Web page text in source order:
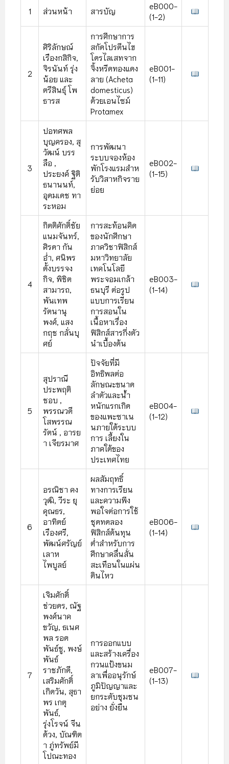
1 ส่วนหน้า สารบัญ
eB000-
(1-2)
2
ศิริลักษณ์
เรืองกสิกิจ,
จิรนันท์ รุ่ง
น้อย และ
ตรีสินธุ์ โพ
ธารส
การศึกษาการ
สกัดโปรตีนไฮ
โดรไลเสทจาก
จิ้งหรีดทองแดง
ลาย (Acheta
domesticus)
ด้วยเอนไซม์
Protamex
eB001-
(1-11)
3
ปอทศพล
บุญครอง, สุ
วัฒน์ บรร
ลือ ,
ประยงค์ ฐิติ
ธนานนท์,
อุดมเดช ทา
ระหอม
การพัฒนา
ระบบจองห้อง
พักโรงแรมสําห
รับวิสาหกิจราย
ย่อย
eB002-
(1-15)
4
กิตติศักดิ์ชัย
แนมจันทร์,
ศิรดา กัน
อ่ํา, ศนิพร
ตั้งบรรจง
กิจ, พิชิต
สามารถ,
พันเทพ
รัตนานุ
พงศ์, แสง
กฤช กลั่นบุ
ศย์
การสะท้อนคิด
ของนักศึกษา
ภาควิชาฟิสิกส์
มหาวิทยาลัย
เทคโนโลยี
พระจอมเกล้า
ธนบุรี ต่อรูป
แบบการเรียน
การสอนใน
เนื้อหาเรื่อง
ฟิสิกส์สารกึ่งตัว
นําเบื้องต้น
eB003-
(1-14)
5
สุปราณี
ประพฤติ
ชอบ ,
พรรณวดี
โสพรรณ
รัตน์ , อารย
า เจียรมาศ
ปัจจัยที่มี
อิทธิพลต่อ
ลักษณะขนาด
ลําตัวและน้ํา
หนักแรกเกิด
ของแพะซาเน
นภายใต้ระบบ
การ เลี้ยงใน
ภาคใต้ของ
ประเทศไทย
eB004-
(1-12)
6
อรณิชา คง
วุฒิ, วีระ ยุ
คุณธร,
อาทิตย์
เรืองศรี,
พัฒน์ศรัญย์
เลาห
ไพบูลย์
ผลสัมฤทธิ์
ทางการเรียน
และความพึง
พอใจต่อการใช้
ชุดทดลอง
ฟิสิกส์ต้นทุน
ต่ําสําหรับการ
ศึกษาคลื่นสั่น
สะเทือนในแผ่น
ดินไหว
eB006-
(1-14)
7
เจิมศักดิ์
ช่วยดร, ณัฐ
พงศ์นาค
ขวัญ, ธเนศ
พล รอด
พันธ์ชู, พงษ์
พันธ์
ราชภักดี,
เสริมศักดิ์
เกิดวัน, สุธา
พร เกตุ
พันธ์,
รุ่งโรจน์ จีน
ด้วง, บัณฑิต
า ภู่ทรัพย์มี
โปณะทอง
การออกแบบ
และสร้างเครื่อง
กวนแป้งขนม
ลาเพื่ออนุรักษ์
ภูมิปัญญาและ
ยกระดับชุมชน
อย่าง ยั่งยืน
eB007-
(1-13)